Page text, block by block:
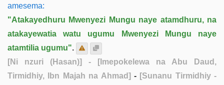
amesema:
"Atakayedhuru Mwenyezi Mungu naye atamdhuru, na
atakayewatia watu ugumu Mwenyezi Mungu naye
atamtilia ugumu".
[Ni nzuri (Hasan)]
- [Imepokelewa na Abu Daud,
Tirmidhiy, Ibn Majah na Ahmad] - [Sunanu Tirmidhiy -